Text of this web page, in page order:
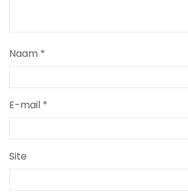
Naam *
E-mail *
Site